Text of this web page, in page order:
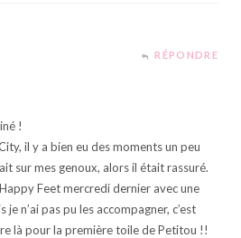
RÉPONDRE
!
il y a bien eu des moments un peu
sur mes genoux, alors il était rassuré.
Feet mercredi dernier avec une
n’ai pas pu les accompagner, c’est
là pour la première toile de Petitou !!